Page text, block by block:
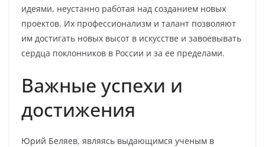
идеями, неустанно работая над созданием новых
проектов. Их профессионализм и талант позволяют
им достигать новых высот в искусстве и завоевывать
сердца поклонников в России и за ее пределами.
Важные успехи и
достижения
Юрий Беляев, являясь выдающимся ученым в